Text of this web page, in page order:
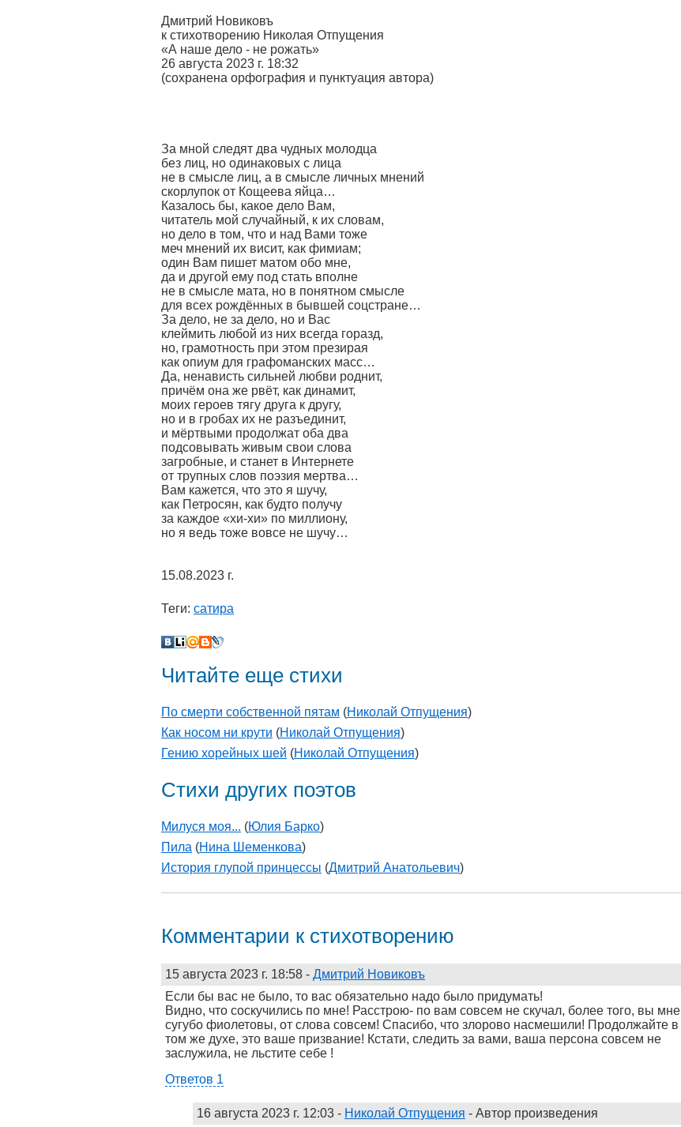
Дмитрий Новиковъ
к стихотворению Николая Отпущения
«А наше дело - не рожать»
26 августа 2023 г. 18:32
(сохранена орфография и пунктуация автора)
За мной следят два чудных молодца
без лиц, но одинаковых с лица
не в смысле лиц, а в смысле личных мнений
скорлупок от Кощеева яйца…
Казалось бы, какое дело Вам,
читатель мой случайный, к их словам,
но дело в том, что и над Вами тоже
меч мнений их висит, как фимиам;
один Вам пишет матом обо мне,
да и другой ему под стать вполне
не в смысле мата, но в понятном смысле
для всех рождённых в бывшей соцстране…
За дело, не за дело, но и Вас
клеймить любой из них всегда горазд,
но, грамотность при этом презирая
как опиум для графоманских масс…
Да, ненависть сильней любви роднит,
причём она же рвёт, как динамит,
моих героев тягу друга к другу,
но и в гробах их не разъединит,
и мёртвыми продолжат оба два
подсовывать живым свои слова
загробные, и станет в Интернете
от трупных слов поэзия мертва…
Вам кажется, что это я шучу,
как Петросян, как будто получу
за каждое «хи-хи» по миллиону,
но я ведь тоже вовсе не шучу…
15.08.2023 г.
Теги: сатира
Читайте еще стихи
По смерти собственной пятам (Николай Отпущения)
Как носом ни крути (Николай Отпущения)
Гению хорейных шей (Николай Отпущения)
Стихи других поэтов
Милуся моя... (Юлия Барко)
Пила (Нина Шеменкова)
История глупой принцессы (Дмитрий Анатольевич)
Комментарии к стихотворению
15 августа 2023 г. 18:58 - Дмитрий Новиковъ
Если бы вас не было, то вас обязательно надо было придумать!
Видно, что соскучились по мне! Расстрою- по вам совсем не скучал, более того, вы мне
сугубо фиолетовы, от слова совсем! Спасибо, что злорово насмешили! Продолжайте в
том же духе, это ваше призвание! Кстати, следить за вами, ваша персона совсем не
заслужила, не льстите себе !
Ответов 1
16 августа 2023 г. 12:03 - Николай Отпущения - Автор произведения